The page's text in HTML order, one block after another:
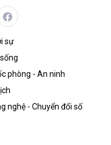
sự
phòng - An ninh
nghệ - Chuyển đổi số